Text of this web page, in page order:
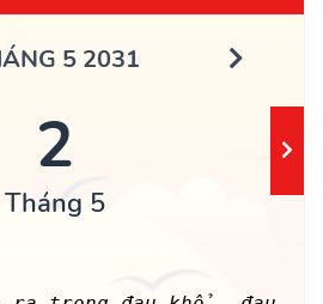
5 2031
2
Tháng 5